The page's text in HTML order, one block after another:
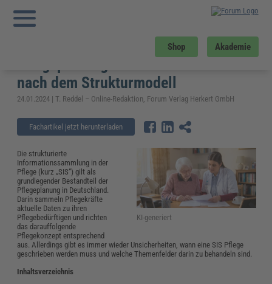
Shop Akademie
Sie sind hier: Gesundheitswesen und Pflege»SIS
Pflege einfach erklärt: Pflegeplanung und -dokumentation nach dem
Strukturmodell
SIS Pflege einfach erklärt:
nach dem Strukturmodell
24.01.2024 | T. Reddel – Online-Redaktion, Forum Verlag Herkert GmbH
Fachartikel jetzt herunterladen
KI-generiert
Die strukturierte
Informationssammlung in der
Pflege (kurz „SIS“) gilt als
grundlegender Bestandteil der
Pflegeplanung in Deutschland.
Darin sammeln Pflegekräfte
aktuelle Daten zu ihren
Pflegebedürftigen und richten
das darauffolgende
Pflegekonzept entsprechend
aus. Allerdings gibt es immer wieder Unsicherheiten, wann eine SIS Pflege
geschrieben werden muss und welche Themenfelder darin zu behandeln sind.
Inhaltsverzeichnis